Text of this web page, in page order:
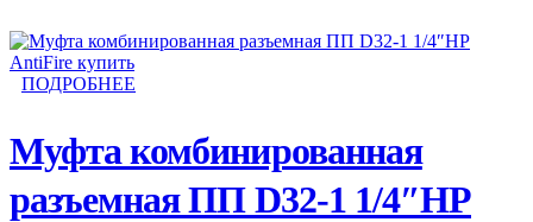
ПОДРОБНЕЕ
Муфта комбинированная
разъемная ПП D32-1 1/4″НР